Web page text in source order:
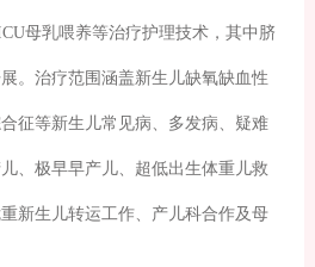
母乳喂养等治疗护理技术，其中脐
。治疗范围涵盖新生儿缺氧缺血性
征等新生儿常见病、多发病、疑难
、极早早产儿、超低出生体重儿救
新生儿转运工作、产儿科合作及母